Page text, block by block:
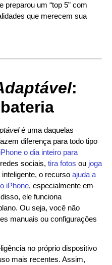
preparou um “top 5” com
que merecem sua
:
é uma daquelas
diferença para todo tipo
o dia inteiro para
sociais, tira fotos ou joga
o recurso ajuda a
iPhone, especialmente em
ele funciona
Ou seja, você não
manuais ou configurações
no próprio dispositivo
mais recentes. Assim,